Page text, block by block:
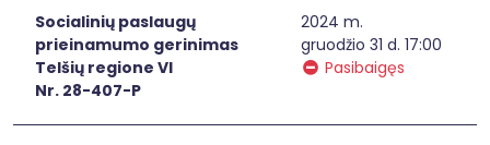
Socialinių paslaugų
prieinamumo gerinimas
Telšių regione VI
Nr. 28-407-P
2024 m.
gruodžio 31 d. 17:00
Pasibaigęs